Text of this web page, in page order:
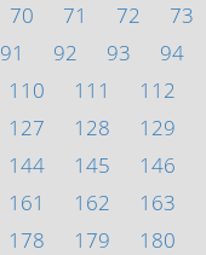
70 71 72 73
91 92 93 94
110 111 112
127 128 129
144 145 146
161 162 163
178 179 180